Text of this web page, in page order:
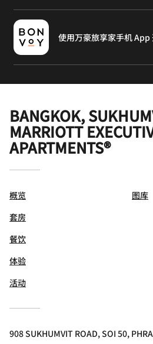
使用万豪旅享家手机 App
BANGKOK,
MARRIOTT
APARTMENTS®
概览
套房
餐饮
体验
活动
图库
908 SUKHUMVIT ROAD, SOI 50,